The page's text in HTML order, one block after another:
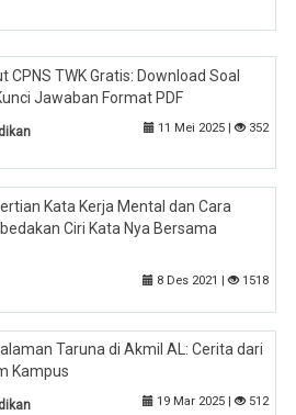
CPNS TWK Gratis: Download Soal
Jawaban Format PDF
11 Mei 2025 | 352
Kata Kerja Mental dan Cara
Ciri Kata Nya Bersama
8 Des 2021 | 1518
Taruna di Akmil AL: Cerita dari
Kampus
19 Mar 2025 | 512